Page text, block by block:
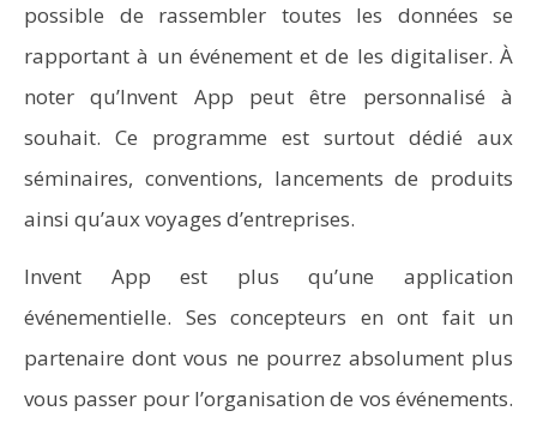
possible de rassembler toutes les données se
rapportant à un événement et de les digitaliser. À
noter qu’Invent App peut être personnalisé à
souhait. Ce programme est surtout dédié aux
séminaires, conventions, lancements de produits
ainsi qu’aux voyages d’entreprises.
Invent App est plus qu’une application
événementielle. Ses concepteurs en ont fait un
partenaire dont vous ne pourrez absolument plus
vous passer pour l’organisation de vos événements.